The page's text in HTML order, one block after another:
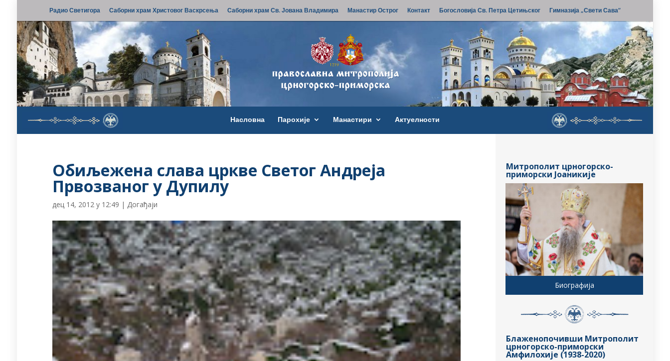
Радио Светигора Саборни храм Христовог Васкрсења Саборни храм Св. Јована Владимира Манастир Острог Контакт Богословија Св. Петра Цетињског Гимназија „Свети Сава“
Насловна Парохије Манастири Актуелности
Обиљежена слава цркве Светог Андреја
Првозваног у Дупилу
дец 14, 2012 у 12:49 |Догађаји
Митрополит црногорско-
приморски Јоаникије
Биографија
Блаженопочивши Митрополит
црногорско-приморски
Амфилохије (1938-2020)